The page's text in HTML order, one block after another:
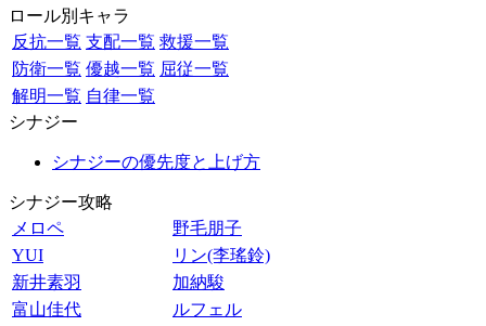
ロール別キャラ
反抗一覧 支配一覧 救援一覧
防衛一覧 優越一覧 屈従一覧
解明一覧 自律一覧
シナジー
シナジーの優先度と上げ方
シナジー攻略
メロペ
野毛朋子
YUI
リン(李瑤鈴)
新井素羽
加納駿
富山佳代
ルフェル